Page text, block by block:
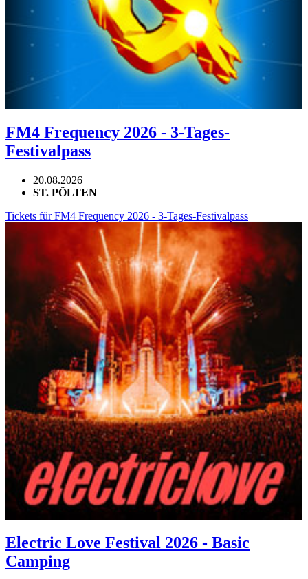
FM4 Frequency 2026 - 3-Tages-
Festivalpass
20.08.2026
ST. PÖLTEN
Tickets für FM4 Frequency 2026 - 3-Tages-Festivalpass
Electric Love Festival 2026 - Basic
Camping